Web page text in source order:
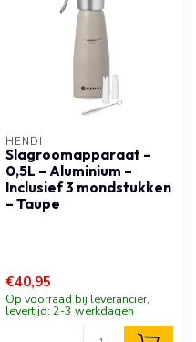
HENDI
Slagroomapparaat –
0,5L – Aluminium –
Inclusief 3 mondstukken
– Taupe
€40,95
Op voorraad bij leverancier,
levertijd: 2-3 werkdagen